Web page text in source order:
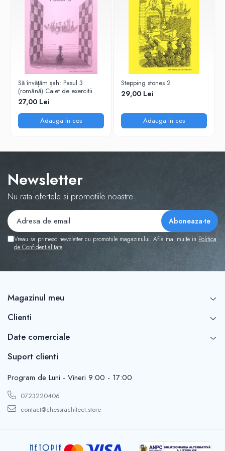
Tabla De Demonstratie
Tactica
Să învățăm șah: Pasul 3
(română) Caiet de exercitii
27,00 Lei
Adauga in cos
Stepping stones 2
29,00 Lei
Adauga in cos
Newsletter
Nu rata ofertele si promotiile noastre
Vreau sa primesc newsletter cu promotiile magazinului. Afla mai multe in Politica
de Confidentialitate
Magazinul meu
Clienti
Date comerciale
Suport clienti
Program de Luni - Vineri 9:00 - 17:00
0723220406
contact@chessrachitect.store